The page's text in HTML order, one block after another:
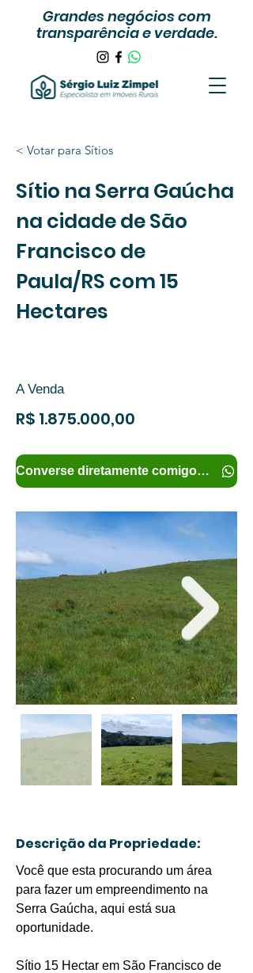
Grandes negócios com
transparência e verdade.
< Votar para Sítios
Sítio na Serra Gaúcha
na cidade de São
Francisco de
Paula/RS com 15
Hectares
A Venda
R$ 1.875.000,00
Converse diretamente comigo e tenha mais informações
Descrição da Propriedade:
Você que esta procurando um área
para fazer um empreendimento na
Serra Gaúcha, aqui está sua
oportunidade.
Sítio 15 Hectar em São Francisco de